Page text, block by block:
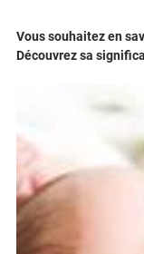
Vous souhaitez en
Découvrez sa